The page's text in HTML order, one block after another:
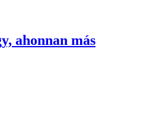
ahonnan más